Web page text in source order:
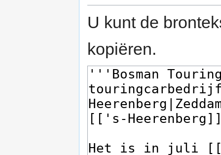
U kunt de
kopiëren.